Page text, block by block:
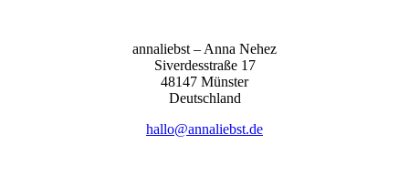
anna­liebst – Anna Nehez
Sive­r­des­stra­ße 17
48147 Müns­ter
Deutsch­land
hallo@annaliebst.de